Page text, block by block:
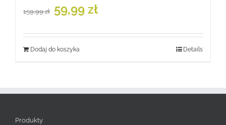
159,99zł
Pierwotna
cena
159,99 zł.
59,99 złcena
59,99 zł.
Dodaj do koszyka Details
Produkty